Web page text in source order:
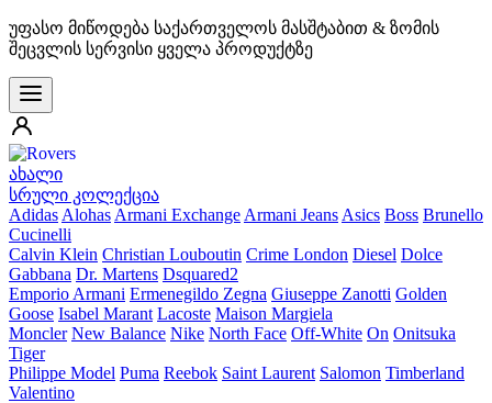
უფასო მიწოდება საქართველოს მასშტაბით & ზომის
შეცვლის სერვისი ყველა პროდუქტზე
ახალი
სრული კოლექცია
Adidas Alohas Armani Exchange Armani Jeans Asics Boss Brunello
Cucinelli
Calvin Klein Christian Louboutin Crime London Diesel Dolce
Gabbana Dr. Martens Dsquared2
Emporio Armani Ermenegildo Zegna Giuseppe Zanotti Golden
Goose Isabel Marant Lacoste Maison Margiela
Moncler New Balance Nike North Face Off-White On Onitsuka
Tiger
Philippe Model Puma Reebok Saint Laurent Salomon Timberland
Valentino